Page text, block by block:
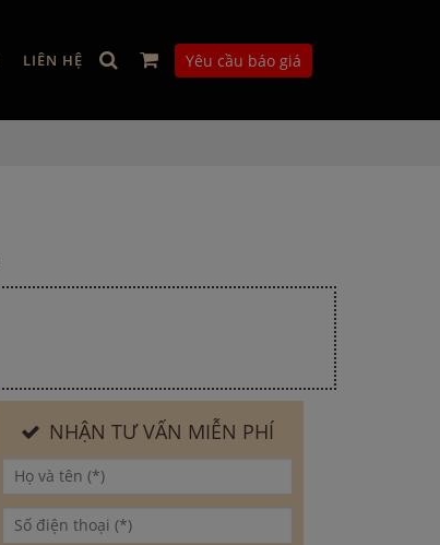
LIÊN HỆ Yêu cầu báo giá
NHẬN TƯ VẤN MIỄN PHÍ